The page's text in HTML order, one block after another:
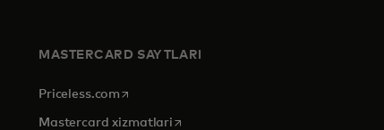
MASTERCARD SAYTLARI
Priceless.com opens in a new tab
Mastercard xizmatlari opens in a new tab